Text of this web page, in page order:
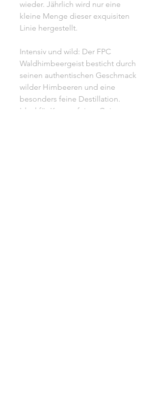
wieder. Jährlich wird nur eine
kleine Menge dieser exquisiten
Linie hergestellt.
Intensiv und wild: Der FPC
Waldhimbeergeist besticht durch
seinen authentischen Geschmack
wilder Himbeeren und eine
besonders feine Destillation.
Ideal für Kenner feiner Geiste.